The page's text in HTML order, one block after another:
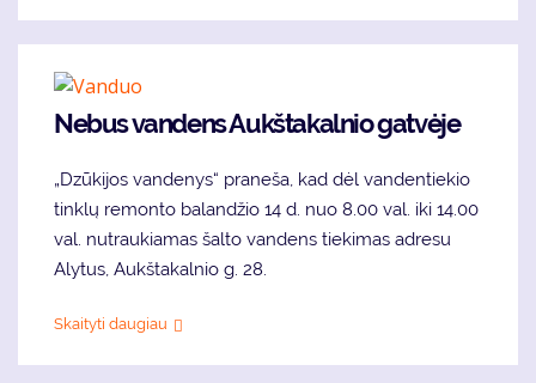
Nebus vandens Aukštakalnio gatvėje
„Dzūkijos vandenys“ praneša, kad dėl vandentiekio
tinklų remonto balandžio 14 d. nuo 8.00 val. iki 14.00
val. nutraukiamas šalto vandens tiekimas adresu
Alytus, Aukštakalnio g. 28.
Skaityti daugiau